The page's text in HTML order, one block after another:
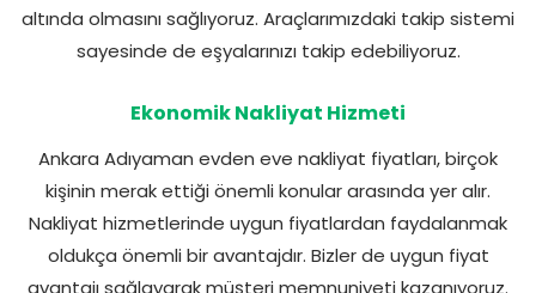
altında olmasını sağlıyoruz. Araçlarımızdaki takip sistemi
sayesinde de eşyalarınızı takip edebiliyoruz.
Ekonomik Nakliyat Hizmeti
Ankara Adıyaman evden eve nakliyat fiyatları, birçok
kişinin merak ettiği önemli konular arasında yer alır.
Nakliyat hizmetlerinde uygun fiyatlardan faydalanmak
oldukça önemli bir avantajdır. Bizler de uygun fiyat
avantajı sağlayarak müşteri memnuniyeti kazanıyoruz.